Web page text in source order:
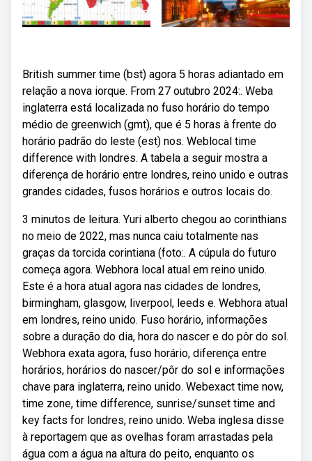
British summer time (bst) agora 5 horas adiantado em
relação a nova iorque. From 27 outubro 2024:. Weba
inglaterra está localizada no fuso horário do tempo
médio de greenwich (gmt), que é 5 horas à frente do
horário padrão do leste (est) nos. Weblocal time
difference with londres. A tabela a seguir mostra a
diferença de horário entre londres, reino unido e outras
grandes cidades, fusos horários e outros locais do.
3 minutos de leitura. Yuri alberto chegou ao corinthians
no meio de 2022, mas nunca caiu totalmente nas
graças da torcida corintiana (foto:. A cúpula do futuro
começa agora. Webhora local atual em reino unido.
Este é a hora atual agora nas cidades de londres,
birmingham, glasgow, liverpool, leeds e. Webhora atual
em londres, reino unido. Fuso horário, informações
sobre a duração do dia, hora do nascer e do pôr do sol.
Webhora exata agora, fuso horário, diferença entre
horários, horários do nascer/pôr do sol e informações
chave para inglaterra, reino unido. Webexact time now,
time zone, time difference, sunrise/sunset time and
key facts for londres, reino unido. Weba inglesa disse
à reportagem que as ovelhas foram arrastadas pela
água com a água na altura do peito, enquanto os